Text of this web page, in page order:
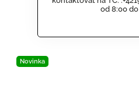
od 8:00 do
Černá
Novinka